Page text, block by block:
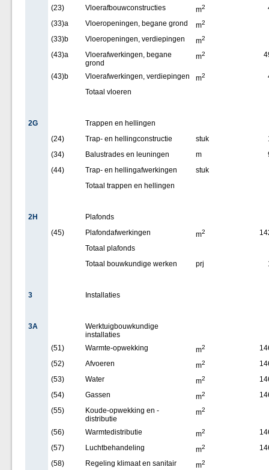
(23)
Vloerafbouwconstructies m2
(33)a
Vloeropeningen, begane grond m2
(33)b Vloeropeningen, verdiepingen m2
(43)a
Vloerafwerkingen, begane
grond
m2
(43)b Vloerafwerkingen, verdiepingen m2
Totaal vloeren
2G
Trappen en hellingen
(24)
Trap- en hellingconstructie stuk
(34)
Balustrades en leuningen m
(44)
Trap- en hellingafwerkingen
stuk
Totaal trappen en hellingen
2H
Plafonds
(45)
Plafondafwerkingen m2
Totaal plafonds
Totaal bouwkundige werken
prj
3 Installaties
3A
Werktuigbouwkundige
installaties
(51)
Warmte-opwekking m2
(52)
Afvoeren m2
(53)
Water m2
(54)
Gassen m2
(55)
Koude-opwekking en -
distributie
m2
(56) Warmtedistributie m2
(57)
Luchtbehandeling m2
(58)
Regeling klimaat en sanitair m2